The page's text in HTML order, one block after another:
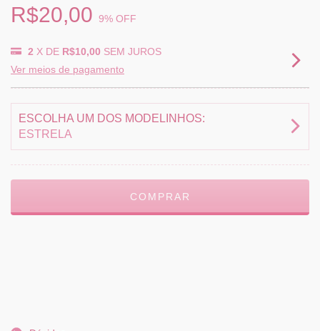
R$20,00 9% OFF
2 X DE R$10,00 SEM JUROS
Ver meios de pagamento
ESCOLHA UM DOS MODELINHOS:
ESTRELA